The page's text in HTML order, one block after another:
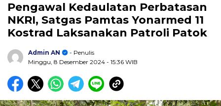
Pengawal Kedaulatan Perbatasan
NKRI, Satgas Pamtas Yonarmed 11
Kostrad Laksanakan Patroli Patok
Admin AN
- Penulis
Minggu, 8 Desember 2024 - 15:36 WIB